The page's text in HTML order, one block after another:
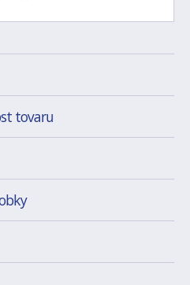
tovaru